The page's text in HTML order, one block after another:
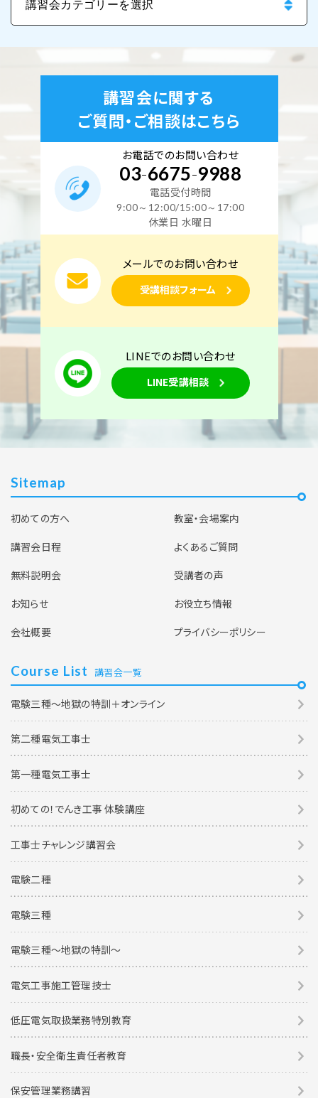
講習会に関する
ご質問・ご相談はこちら
お電話でのお問い合わせ
03-6675-9988
電話受付時間
9:00～12:00/15:00～17:00
休業日 水曜日
メールでのお問い合わせ
受講相談フォーム
LINEでのお問い合わせ
LINE受講相談
Sitemap
初めての方へ
教室・会場案内
講習会日程
よくあるご質問
無料説明会
受講者の声
お知らせ
お役立ち情報
会社概要
プライバシーポリシー
Course List 講習会一覧
電験三種～地獄の特訓＋オンライン
第二種電気工事士
第一種電気工事士
初めての！でんき工事 体験講座
工事士チャレンジ講習会
電験二種
電験三種
電験三種〜地獄の特訓〜
電気工事施工管理技士
低圧電気取扱業務特別教育
職長・安全衛生責任者教育
保安管理業務講習